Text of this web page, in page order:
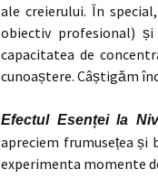
ale creierului. În
obiectiv profesional) și
capacitatea de
cunoaștere. Câștigăm
Efectul Esenței la
apreciem frumusețea și
experimenta momente